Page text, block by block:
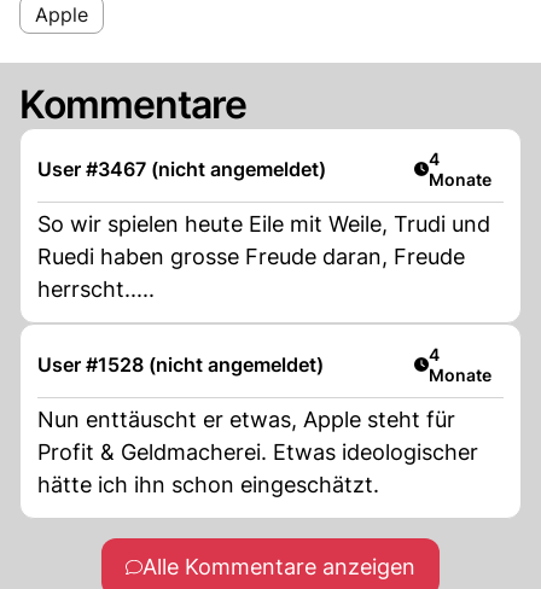
Apple
Kommentare
User #3467 (nicht angemeldet) Artikel
4
Monate
So wir spielen heute Eile mit Weile, Trudi und
Ruedi haben grosse Freude daran, Freude
herrscht.....
User #1528 (nicht angemeldet) Artikel
4
Monate
Nun enttäuscht er etwas, Apple steht für
Profit & Geldmacherei. Etwas ideologischer
hätte ich ihn schon eingeschätzt.
Alle Kommentare anzeigen